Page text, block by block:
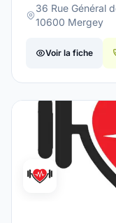
36 Rue Général
10600 Mergey
Voir la fiche